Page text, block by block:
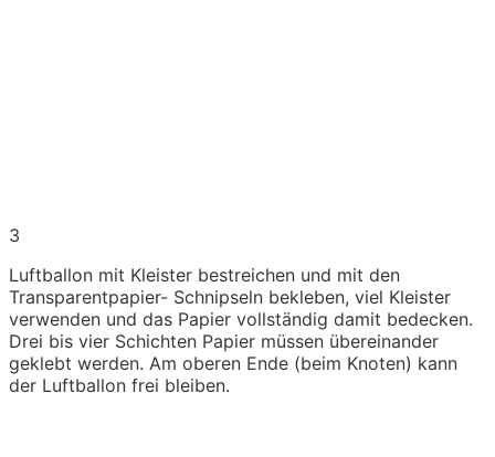
3
Luftballon mit Kleister bestreichen und mit den
Transparentpapier- Schnipseln bekleben, viel Kleister
verwenden und das Papier vollständig damit bedecken.
Drei bis vier Schichten Papier müssen übereinander
geklebt werden. Am oberen Ende (beim Knoten) kann
der Luftballon frei bleiben.